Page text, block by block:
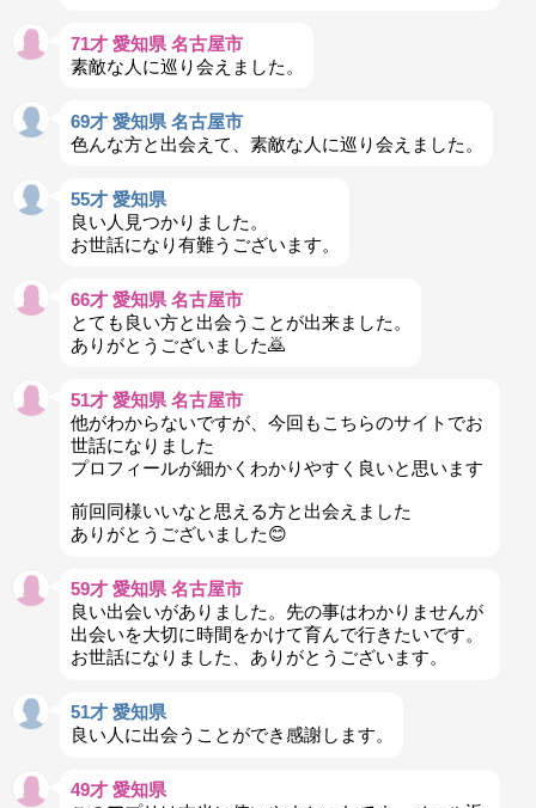
71才 愛知県 名古屋市
素敵な人に巡り会えました。
69才 愛知県 名古屋市
色んな方と出会えて、素敵な人に巡り会えました。
55才 愛知県
良い人見つかりました。
お世話になり有難うございます。
66才 愛知県 名古屋市
とても良い方と出会うことが出来ました。
ありがとうございました🙇
51才 愛知県 名古屋市
他がわからないですが、今回もこちらのサイトでお
世話になりました
プロフィールが細かくわかりやすく良いと思います
前回同様いいなと思える方と出会えました
ありがとうございました😊
59才 愛知県 名古屋市
良い出会いがありました。先の事はわかりませんが
出会いを大切に時間をかけて育んで行きたいです。
お世話になりました、ありがとうございます。
51才 愛知県
良い人に出会うことができ感謝します。
49才 愛知県